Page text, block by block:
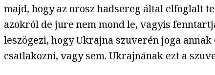
majd, hogy az orosz hadsereg által elfoglalt
azokról de jure nem mond le, vagyis
leszögezi, hogy Ukrajna szuverén joga
csatlakozni, vagy sem. Ukrajnának ezt a